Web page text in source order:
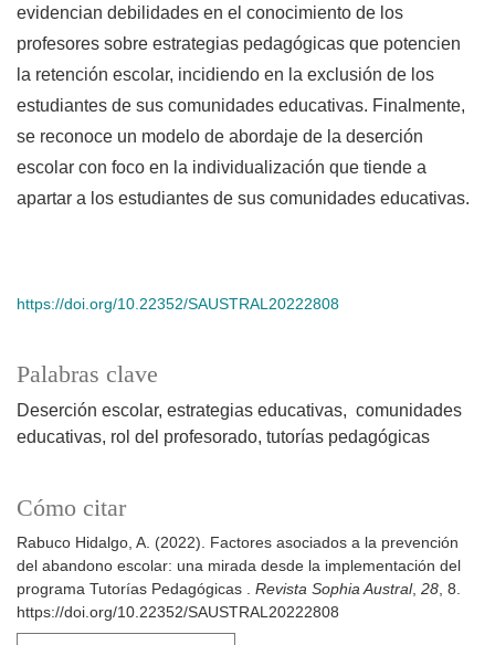
Palabras clave
Deserción escolar, estrategias educativas, comunidades
educativas, rol del profesorado, tutorías pedagógicas
Cómo citar
Rabuco Hidalgo, A. (2022). Factores asociados a la prevención
del abandono escolar: una mirada desde la implementación del
programa Tutorías Pedagógicas . Revista Sophia Austral, 28, 8.
https://doi.org/10.22352/SAUSTRAL20222808
evidencian debilidades en el conocimiento de los
profesores sobre estrategias pedagógicas que potencien
la retención escolar, incidiendo en la exclusión de los
estudiantes de sus comunidades educativas. Finalmente,
se reconoce un modelo de abordaje de la deserción
escolar con foco en la individualización que tiende a
apartar a los estudiantes de sus comunidades educativas.
https://doi.org/10.22352/SAUSTRAL20222808